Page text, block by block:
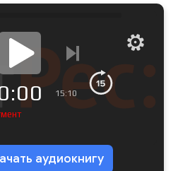
15:10
аудиокнигу